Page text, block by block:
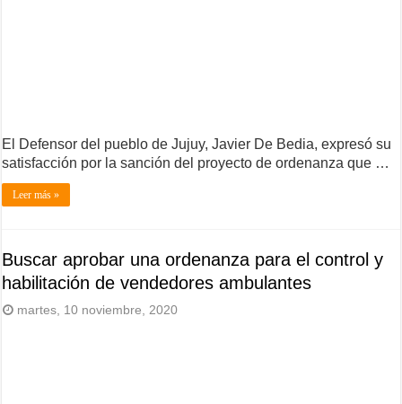
El Defensor del pueblo de Jujuy, Javier De Bedia, expresó su
satisfacción por la sanción del proyecto de ordenanza que …
Leer más »
Buscar aprobar una ordenanza para el control y
habilitación de vendedores ambulantes
martes, 10 noviembre, 2020